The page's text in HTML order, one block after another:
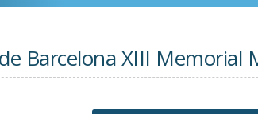
Barcelona XIII Memorial